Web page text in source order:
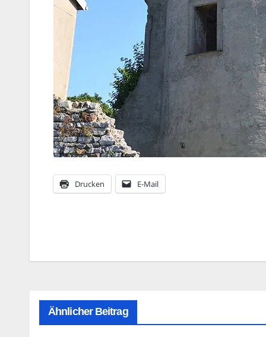
Drucken E-Mail
Ähnlicher Beitrag